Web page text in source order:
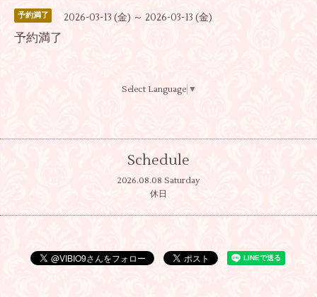
予約満了 2026-03-13 (金) ～ 2026-03-13 (金)
予約満了
Select Language ▼
Schedule
2026.08.08 Saturday
休日